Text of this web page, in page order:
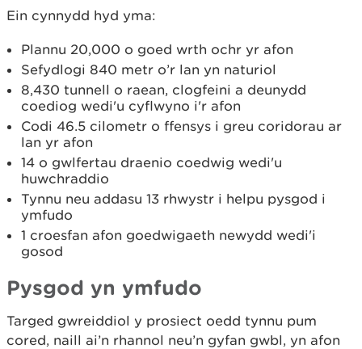
Ein cynnydd hyd yma:
Plannu 20,000 o goed wrth ochr yr afon
Sefydlogi 840 metr o’r lan yn naturiol
8,430 tunnell o raean, clogfeini a deunydd
coediog wedi'u cyflwyno i'r afon
Codi 46.5 cilometr o ffensys i greu coridorau ar
lan yr afon
14 o gwlfertau draenio coedwig wedi'u
huwchraddio
Tynnu neu addasu 13 rhwystr i helpu pysgod i
ymfudo
1 croesfan afon goedwigaeth newydd wedi'i
gosod
Pysgod yn ymfudo
Targed gwreiddiol y prosiect oedd tynnu pum
cored, naill ai’n rhannol neu’n gyfan gwbl, yn afon